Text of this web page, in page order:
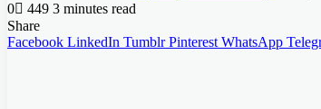
0
449 3 minutes read
Share
Facebook LinkedIn Tumblr Pinterest WhatsApp